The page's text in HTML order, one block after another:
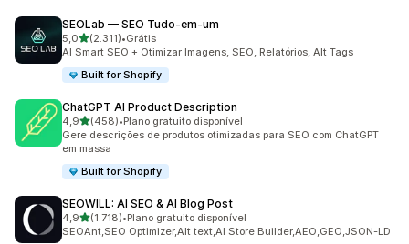
SEOLab — SEO Tudo‑em‑um
5,0de 5 estrelas
(2.311)
2311 avaliações ao todo
•Grátis
AI Smart SEO + Otimizar Imagens, SEO, Relatórios, Alt Tags
Built for Shopify
ChatGPT AI Product Description
4,9de 5 estrelas
(458)
458 avaliações ao todo
•Plano gratuito disponível
Gere descrições de produtos otimizadas para SEO com ChatGPT
em massa
Built for Shopify
SEOWILL: AI SEO & AI Blog Post
4,9de 5 estrelas
(1.718)
1718 avaliações ao todo
•Plano gratuito disponível
SEOAnt,SEO Optimizer,Alt text,AI Store Builder,AEO,GEO,JSON-LD